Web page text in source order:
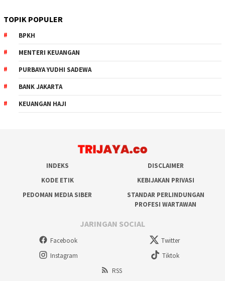
TOPIK POPULER
BPKH
MENTERI KEUANGAN
PURBAYA YUDHI SADEWA
BANK JAKARTA
KEUANGAN HAJI
INDEKS
DISCLAIMER
KODE ETIK
KEBIJAKAN PRIVASI
PEDOMAN MEDIA SIBER
STANDAR PERLINDUNGAN
PROFESI WARTAWAN
JARINGAN SOCIAL
Facebook
Twitter
Instagram
Tiktok
RSS